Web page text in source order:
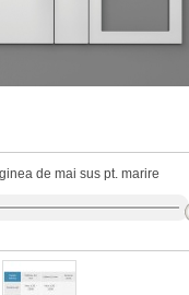
de mai sus pt. marire